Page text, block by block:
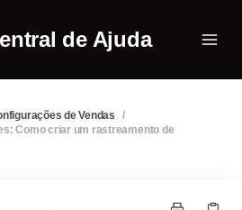
de Ajuda
de Vendas
/
Como criar um rastreamento de